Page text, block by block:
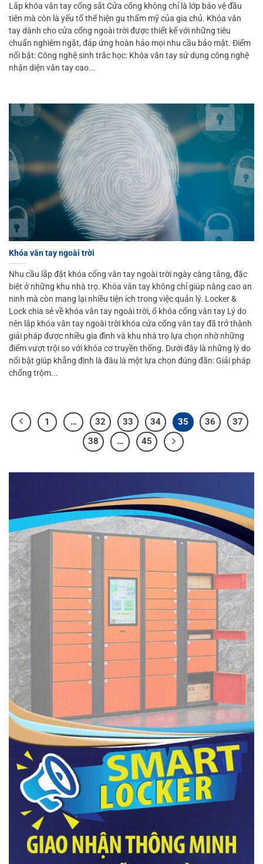
Lắp khóa vân tay cổng sắt Cửa cổng không chỉ là lớp bảo vệ đầu
tiên mà còn là yếu tố thể hiện gu thẩm mỹ của gia chủ. Khóa vân
tay dành cho cửa cổng ngoài trời được thiết kế với những tiêu
chuẩn nghiêm ngặt, đáp ứng hoàn hảo mọi nhu cầu bảo mật. Điểm
nổi bật: Công nghệ sinh trắc học: Khóa vân tay sử dụng công nghệ
nhận diện vân tay cao...
Khóa vân tay ngoài trời
Nhu cầu lắp đặt khóa cổng vân tay ngoài trời ngày càng tăng, đặc
biệt ở những khu nhà trọ. Khóa vân tay không chỉ giúp nâng cao an
ninh mà còn mang lại nhiều tiện ích trong việc quản lý. Locker &
Lock chia sẻ về khóa vân tay ngoài trời, ổ khóa cổng vân tay Lý do
nên lắp khóa vân tay ngoài trời khóa cửa cổng vân tay đã trở thành
giải pháp được nhiều gia đình và khu nhà trọ lựa chọn nhờ những
điểm vượt trội so với khóa cơ truyền thống. Dưới đây là những lý do
nổi bật giúp khẳng định là đâu là một lựa chọn đúng đắn: Giải pháp
chống trộm...
1 … 32 33 34 35 36
37
38
… 45